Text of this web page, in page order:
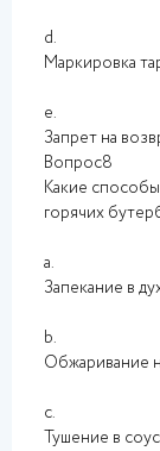
d.
Маркировка
e.
Запрет на
Вопрос8
Какие
горячих
a.
Запекание в
b.
Обжаривание
c.
Тушение в